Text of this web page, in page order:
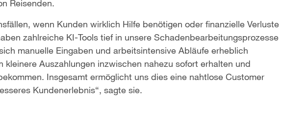
Reisenden.
wenn Kunden wirklich Hilfe benötigen oder finanzielle Verluste
zahlreiche KI-Tools tief in unsere Schadenbearbeitungsprozesse
manuelle Eingaben und arbeitsintensive Abläufe erheblich
kleinere Auszahlungen inzwischen nahezu sofort erhalten und
Insgesamt ermöglicht uns dies eine nahtlose Customer
Kundenerlebnis“, sagte sie.